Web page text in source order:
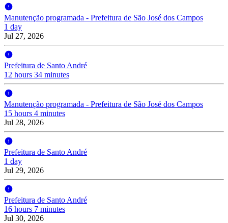
Manutenção programada - Prefeitura de São José dos Campos
1 day
Jul 27, 2026
Prefeitura de Santo André
12 hours 34 minutes
Manutenção programada - Prefeitura de São José dos Campos
15 hours 4 minutes
Jul 28, 2026
Prefeitura de Santo André
1 day
Jul 29, 2026
Prefeitura de Santo André
16 hours 7 minutes
Jul 30, 2026